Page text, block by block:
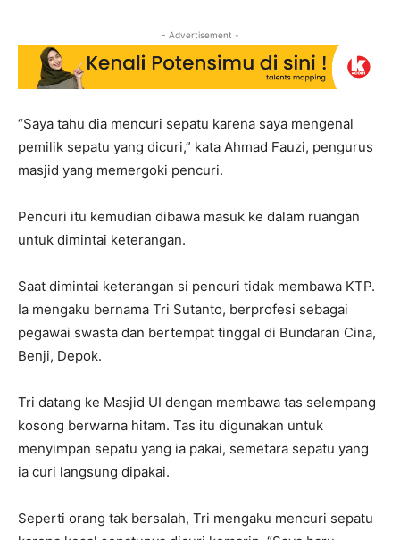
- Advertisement -
“Saya tahu dia mencuri sepatu karena saya mengenal
pemilik sepatu yang dicuri,” kata Ahmad Fauzi, pengurus
masjid yang memergoki pencuri.
Pencuri itu kemudian dibawa masuk ke dalam ruangan
untuk dimintai keterangan.
Saat dimintai keterangan si pencuri tidak membawa KTP.
Ia mengaku bernama Tri Sutanto, berprofesi sebagai
pegawai swasta dan bertempat tinggal di Bundaran Cina,
Benji, Depok.
Tri datang ke Masjid UI dengan membawa tas selempang
kosong berwarna hitam. Tas itu digunakan untuk
menyimpan sepatu yang ia pakai, semetara sepatu yang
ia curi langsung dipakai.
Seperti orang tak bersalah, Tri mengaku mencuri sepatu